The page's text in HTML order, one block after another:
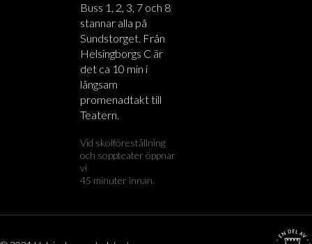
Buss 1, 2, 3, 7 och 8
stannar alla på
Sundstorget. Från
Helsingborgs C är
det ca 10 min i
långsam
promenadtakt till
Teatern.
Vid skolföreställning
och soppteater öppnar
vi
45 minuter innan.